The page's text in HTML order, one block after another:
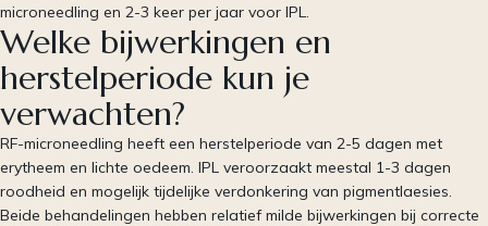
microneedling en 2-3 keer per jaar voor IPL.
Welke bijwerkingen en
herstelperiode kun je
verwachten?
RF-microneedling heeft een herstelperiode van 2-5 dagen met
erytheem en lichte oedeem. IPL veroorzaakt meestal 1-3 dagen
roodheid en mogelijk tijdelijke verdonkering van pigmentlaesies.
Beide behandelingen hebben relatief milde bijwerkingen bij correcte